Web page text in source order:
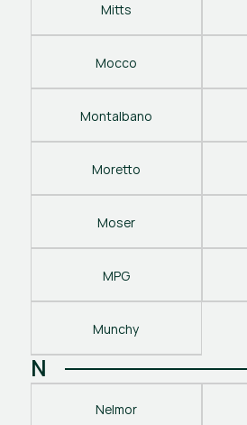
Mitts
Mocco
Montalbano
Moretto
Moser
MPG
Munchy
N
Nelmor